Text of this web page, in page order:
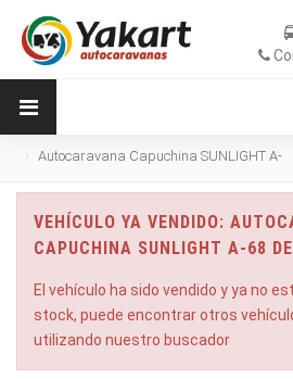
Autocaravana Capuchina SUNLIGHT A-
VEHÍCULO YA VENDIDO:
CAPUCHINA SUNLIGHT A-68
El vehículo ha sido vendido y ya no
stock, puede encontrar otros
utilizando nuestro buscador